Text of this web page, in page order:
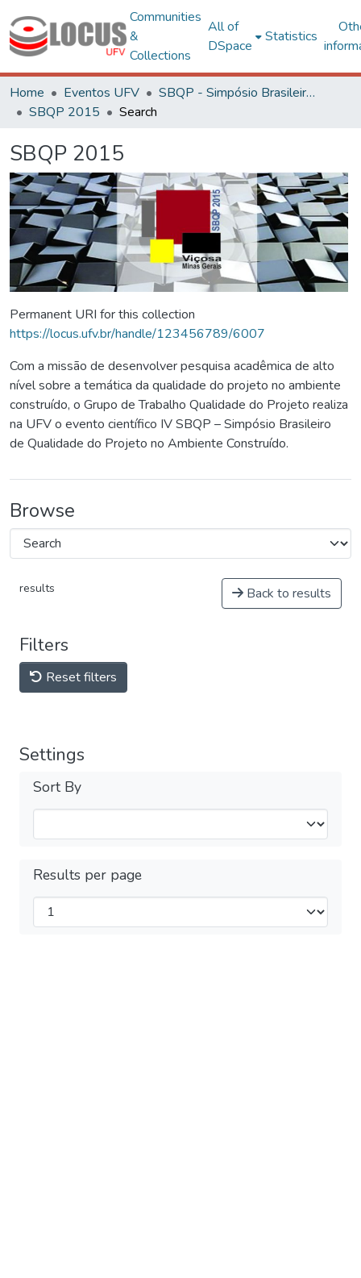
Communities
&
Collections
All of
DSpace
Statistics
Home Eventos UFV
SBQP - Simpósio Brasileiro de Qualidade do Projeto no Ambiente Construído
SBQP 2015
Search
SBQP 2015
Permanent URI for this collection
https://locus.ufv.br/handle/123456789/6007
Com a missão de desenvolver pesquisa acadêmica de alto
nível sobre a temática da qualidade do projeto no ambiente
construído, o Grupo de Trabalho Qualidade do Projeto realiza
na UFV o evento científico IV SBQP – Simpósio Brasileiro
de Qualidade do Projeto no Ambiente Construído.
Browse
results Back to results
Filters
Reset filters
Settings
Sort By
Results per page